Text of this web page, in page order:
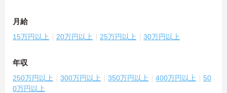
月給
15万円以上 20万円以上 25万円以上 30万円以上
年収
250万円以上 300万円以上 350万円以上 400万円以上
50
0万円以上